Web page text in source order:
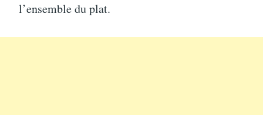
l’ensemble du plat.